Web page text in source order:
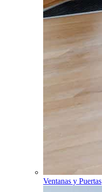
Ventanas y Puertas